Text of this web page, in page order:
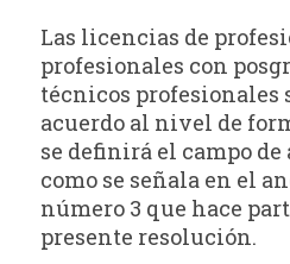
Las licencias de
profesionales con
técnicos profesionales
acuerdo al nivel de
se definirá el campo
como se señala en el
número 3 que hace
presente resolución.